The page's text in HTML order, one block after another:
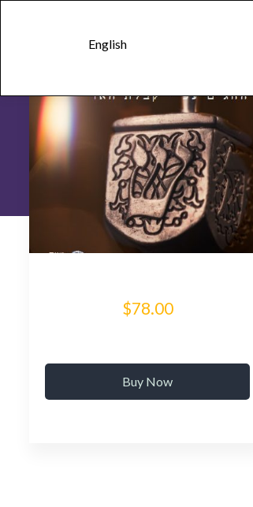
English
$78.00
Buy Now